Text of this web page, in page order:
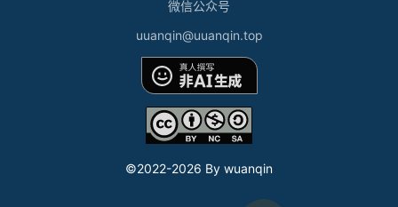
微信公众号
uuanqin@uuanqin.top
©2022-2026 By wuanqin